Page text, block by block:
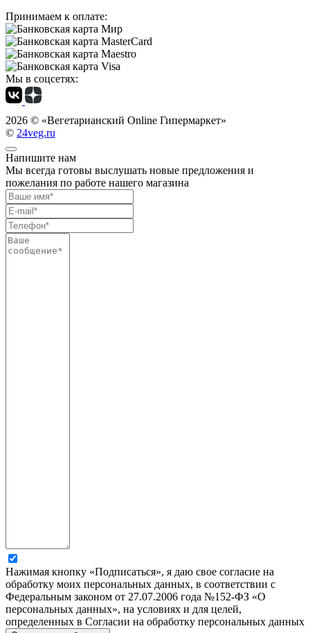
Принимаем к оплате:
Мы в соцсетях:
2026 © «Вегетарианский Online Гипермаркет»
© 24veg.ru
Напишите нам
Мы всегда готовы выслушать новые предложения и
пожелания по работе нашего магазина
Нажимая кнопку «Подписаться», я даю свое согласие на
обработку моих персональных данных, в соответствии с
Федеральным законом от 27.07.2006 года №152-ФЗ «О
персональных данных», на условиях и для целей,
определенных в Согласии на обработку персональных данных